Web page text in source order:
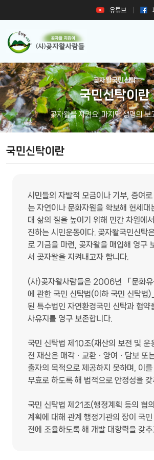
유튜브
곶자왈국민신탁
국민신탁이란
곶자왈을 지켜요! 마지막 생명의 보
국민신탁이란
시민들의 자발적 모금이나 기부, 증여
는 자연이나 문화자원을 확보해 현세대
대 삶의 질을 높이기 위해 민간 차원에
진하는 시민운동이다. 곶자왈국민신탁
로 기금을 마련, 곶자왈을 매입해 영구
서 곶자왈을 지켜내고자 합니다.
(사)곶자왈사람들은 2006년 「문화유
에 관한 국민 신탁법(이하 국민 신탁법)
된 특수법인 자연환경국민 신탁과 협약
사유지를 영구 보존합니다.
국민 신탁법 제10조(재산의 보전 및 운
전 재산은 매각ㆍ교환ㆍ양여ㆍ담보 또
출자의 목적으로 제공하지 못하며, 이
무효로 하도록 해 법적으로 안정성을 갖
국민 신탁법 제21조(행정계획 등의 협
계획에 대해 관계 행정기관의 장이 국
전에 조율하도록 해 개발 대항력을 갖추